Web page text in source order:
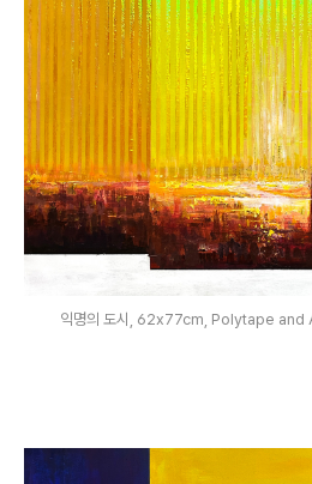
익명의 도시, 62x77cm, Polytape